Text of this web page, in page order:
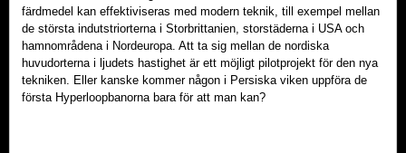
färdmedel kan effektiviseras med modern teknik, till exempel mellan
de största indutstriorterna i Storbrittanien, storstäderna i USA och
hamnområdena i Nordeuropa. Att ta sig mellan de nordiska
huvudorterna i ljudets hastighet är ett möjligt pilotprojekt för den nya
tekniken. Eller kanske kommer någon i Persiska viken uppföra de
första Hyperloopbanorna bara för att man kan?